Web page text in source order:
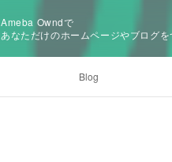
Ameba Owndで
あなただけのホームページやブログを
Blog